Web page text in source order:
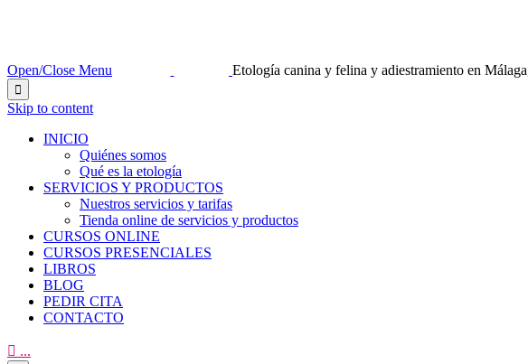
Open/Close Menu Etología canina y felina y adiestramiento en

Skip to content
INICIO
Quiénes somos
Qué es la etología
SERVICIOS Y PRODUCTOS
Nuestros servicios y tarifas
Tienda online de servicios y productos
CURSOS ONLINE
CURSOS PRESENCIALES
LIBROS
BLOG
PEDIR CITA
CONTACTO
 ...